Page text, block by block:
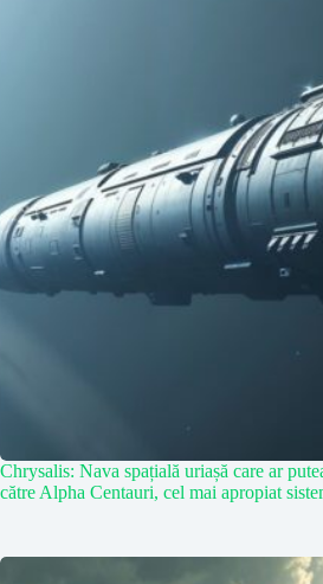
Chrysalis: Nava spațială uriașă care ar
către Alpha Centauri, cel mai apropiat